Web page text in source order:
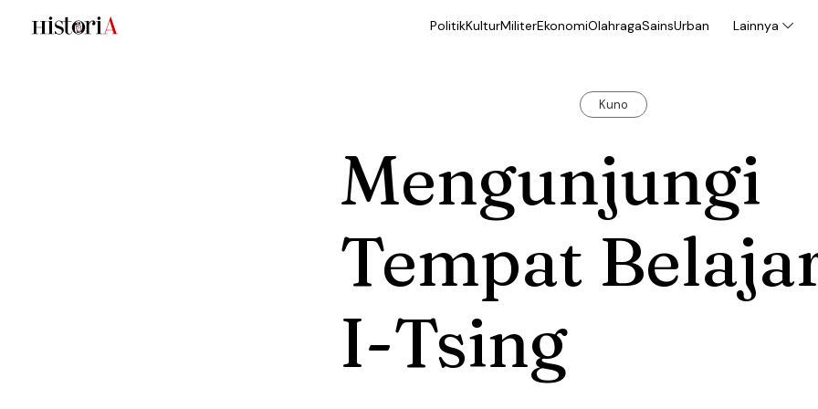
PolitikKulturMiliterEkonomiOlahragaSainsUrban Lainnya
Kuno
Mengunjungi
Tempat
I-Tsing